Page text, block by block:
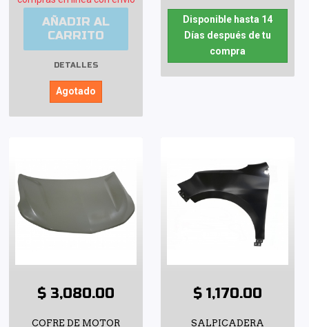
AÑADIR AL
CARRITO
DETALLES
Agotado
Disponible hasta 14
Días después de tu
compra
$ 3,080.00
COFRE DE MOTOR
$ 1,170.00
SALPICADERA